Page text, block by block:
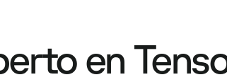
en